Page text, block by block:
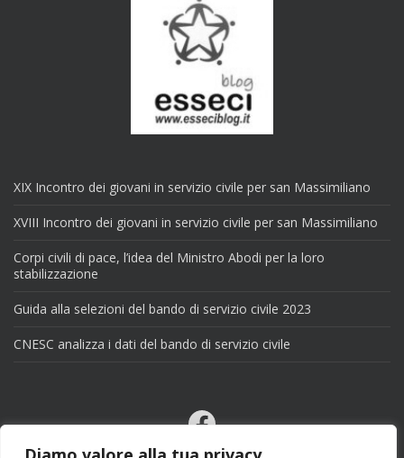
XIX Incontro dei giovani in servizio civile per san Massimiliano
XVIII Incontro dei giovani in servizio civile per san Massimiliano
Corpi civili di pace, l’idea del Ministro Abodi per la loro
stabilizzazione
Guida alla selezioni del bando di servizio civile 2023
CNESC analizza i dati del bando di servizio civile
Facebook